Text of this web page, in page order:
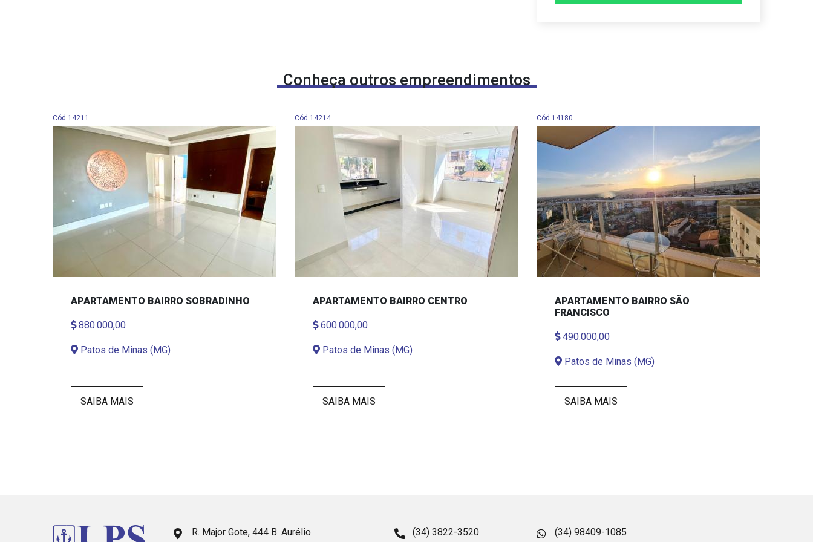
Conheça outros empreendimentos
Cód 14211
APARTAMENTO BAIRRO SOBRADINHO
880.000,00
Patos de Minas (MG)
SAIBA MAIS
Cód 14214
APARTAMENTO BAIRRO CENTRO
600.000,00
Patos de Minas (MG)
SAIBA MAIS
Cód 14180
APARTAMENTO BAIRRO SÃO
FRANCISCO
490.000,00
Patos de Minas (MG)
SAIBA MAIS
R. Major Gote, 444 B. Aurélio
(34) 3822-3520 (34) 98409-1085